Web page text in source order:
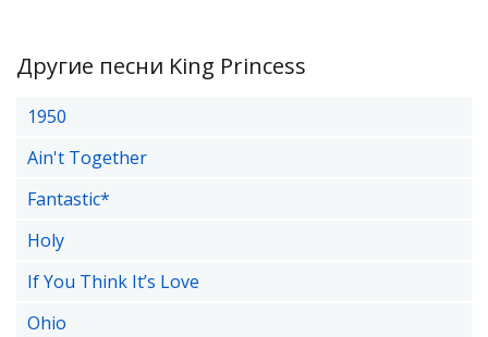
Другие песни King Princess
1950
Ain't Together
Fantastic*
Holy
If You Think It’s Love
Ohio